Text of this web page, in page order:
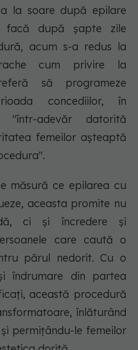
la soare după epilare
facă după șapte zile
acum s-a redus la
cum privire la
să programeze
concediilor, în
"într-adevăr datorită
femeilor așteaptă
măsură ce epilarea cu
aceasta promite nu
ci și încredere și
care caută o
părul nedorit. Cu o
îndrumare din partea
această procedură
înlăturând
permițându-le femeilor